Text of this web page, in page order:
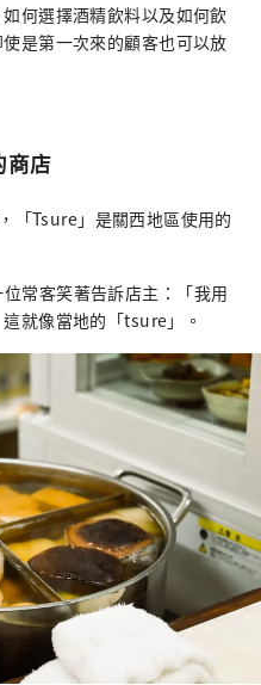
何選擇酒精飲料以及如何飲
是第一次來的顧客也可以放
商店
「Tsure」是關西地區使用的
常客笑著告訴店主：「我用
就像當地的「tsure」。